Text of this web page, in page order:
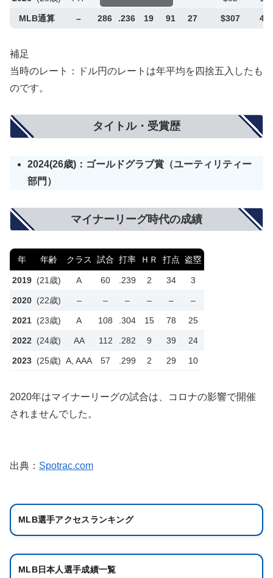
MLB通算 – 286 .236 19 91 27 $307 4
補足
当時のレート：ドル円のレートは年平均を四捨五入したも
のです。
タイトル・受賞歴
2024(26歳)：ゴールドグラブ賞（ユーティリティー
部門）
マイナーリーグ時代の成績
年 年齢 クラス 試合 打率 ＨＲ 打点 盗塁
2019 (21歳) A 60 .239 2 34 3
2020 (22歳) – – – – – –
2021 (23歳) A 108 .304 15 78 25
2022 (24歳) AA 112 .282 9 39 24
2023 (25歳) A, AAA 57 .299 2 29 10
2020年はマイナーリーグの試合は、コロナの影響で開催
されませんでした。
出典： Spotrac.com
MLB選手アクセスランキング
MLB日本人選手成績一覧